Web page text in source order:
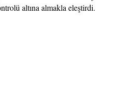
altına almakla eleştirdi.